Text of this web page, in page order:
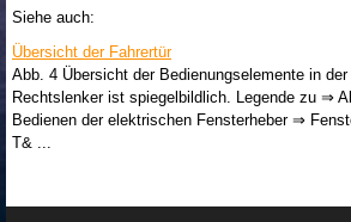
Siehe auch:
Übersicht der Fahrertür
Abb. 4 Übersicht der Bedienungselemente in
Rechtslenker ist spiegelbildlich. Legende zu ⇒
Bedienen der elektrischen Fensterheber ⇒
T& ...